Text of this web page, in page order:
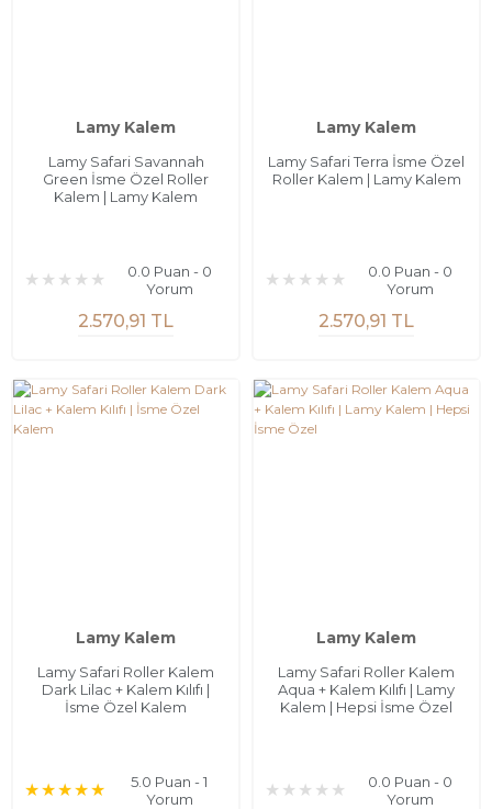
Lamy Kalem
Lamy Safari Savannah
Green İsme Özel Roller
Kalem | Lamy Kalem
0.0 Puan - 0
Yorum
2.570,91 TL
Lamy Kalem
Lamy Safari Terra İsme Özel
Roller Kalem | Lamy Kalem
0.0 Puan - 0
Yorum
2.570,91 TL
Lamy Kalem
Lamy Safari Roller Kalem
Dark Lilac + Kalem Kılıfı |
İsme Özel Kalem
5.0 Puan - 1
Yorum
Lamy Kalem
Lamy Safari Roller Kalem
Aqua + Kalem Kılıfı | Lamy
Kalem | Hepsi İsme Özel
0.0 Puan - 0
Yorum